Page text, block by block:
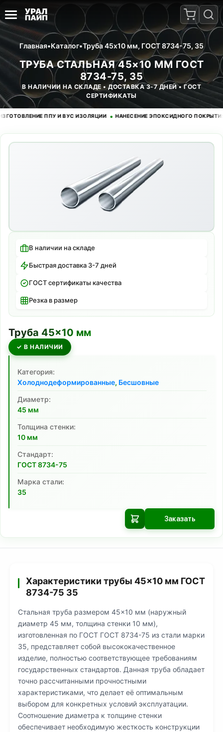
Главная•Каталог•Труба 45x10 мм, ГОСТ 8734-75, 35
ТРУБА СТАЛЬНАЯ 45×10 ММ ГОСТ
8734-75, 35
В НАЛИЧИИ НА СКЛАДЕ • ДОСТАВКА 3-7 ДНЕЙ • ГОСТ
СЕРТИФИКАТЫ
ППУ И ВУС ИЗОЛЯЦИИ • НАНЕСЕНИЕ ЭПОКСИДНОГО ПОКРЫТИЯ •
В наличии на складе
Быстрая доставка 3-7 дней
ГОСТ сертификаты качества
Резка в размер
Труба 45×10 мм
✓ В НАЛИЧИИ
Категория:
Холоднодеформированные, Бесшовные
Диаметр:
45 мм
Толщина стенки:
10 мм
Cтандарт:
ГОСТ 8734-75
Марка стали:
35
Заказать
Характеристики трубы 45×10 мм ГОСТ
8734-75 35
Стальная труба размером 45×10 мм (наружный
диаметр 45 мм, толщина стенки 10 мм),
изготовленная по ГОСТ ГОСТ 8734-75 из стали марки
35, представляет собой высококачественное
изделие, полностью соответствующее требованиям
государственных стандартов. Данная труба обладает
точно рассчитанными прочностными
характеристиками, что делает её оптимальным
выбором для конкретных условий эксплуатации.
Соотношение диаметра к толщине стенки
обеспечивает необходимую жесткость конструкции